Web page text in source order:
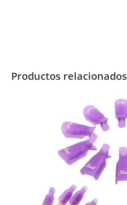
Productos relacionados